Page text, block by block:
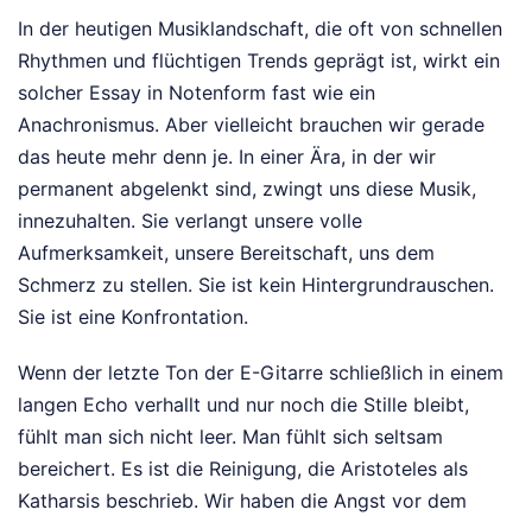
In der heutigen Musiklandschaft, die oft von schnellen
Rhythmen und flüchtigen Trends geprägt ist, wirkt ein
solcher Essay in Notenform fast wie ein
Anachronismus. Aber vielleicht brauchen wir gerade
das heute mehr denn je. In einer Ära, in der wir
permanent abgelenkt sind, zwingt uns diese Musik,
innezuhalten. Sie verlangt unsere volle
Aufmerksamkeit, unsere Bereitschaft, uns dem
Schmerz zu stellen. Sie ist kein Hintergrundrauschen.
Sie ist eine Konfrontation.
Wenn der letzte Ton der E-Gitarre schließlich in einem
langen Echo verhallt und nur noch die Stille bleibt,
fühlt man sich nicht leer. Man fühlt sich seltsam
bereichert. Es ist die Reinigung, die Aristoteles als
Katharsis beschrieb. Wir haben die Angst vor dem